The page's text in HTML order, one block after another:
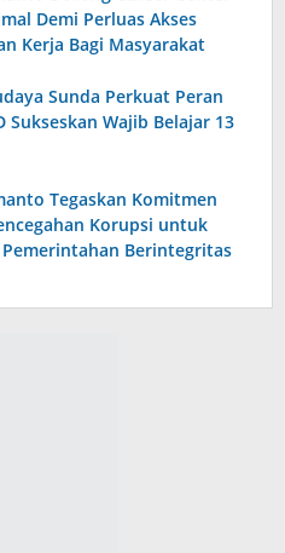
Demi Perluas Akses
Kerja Bagi Masyarakat
Sunda Perkuat Peran
Sukseskan Wajib Belajar 13
Tegaskan Komitmen
Korupsi untuk
Berintegritas